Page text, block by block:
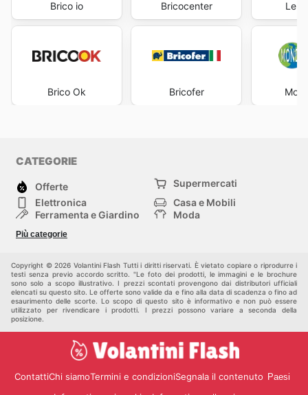
Brico io
Brico Ok
Bricocenter
Bricofer
CATEGORIE
Offerte
Supermercati
Elettronica
Casa e Mobili
Ferramenta e Giardino
Moda
Bambini e Neonati
Più categorie
Copyright © 2026 Volantini Flash Tutti i diritti riservati. È vietato copiare o riprodurre i
testi senza previo accordo scritto. "Le foto dei prodotti, le immagini e le brochure
sono solo a scopo illustrativo. I prezzi scontati provengono dai distributori ufficiali
elencati su questo sito. Le offerte sono valide da e fino alla data di scadenza o fino ad
esaurimento delle scorte. Lo scopo di questo sito è informativo e non può essere
utilizzato per rivendicare i prodotti. I prezzi possono variare a seconda della
posizione.
ContattiChi siamoTermini e condizioniSegnala il contenuto Paesi